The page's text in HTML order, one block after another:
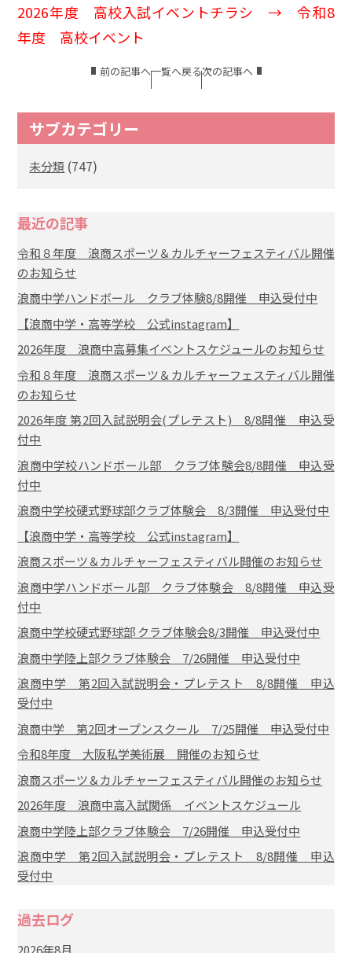
2026年度 高校入試イベントチラシ →令和8
年度 高校イベント
前の記事へ一覧へ戻る次の記事へ
サブカテゴリー
未分類 (747)
最近の記事
令和８年度 浪商スポーツ＆カルチャーフェスティバル開催
のお知らせ
浪商中学ハンドボール クラブ体験8/8開催 申込受付中
【浪商中学・高等学校 公式instagram】
2026年度 浪商中高募集イベントスケジュールのお知らせ
令和８年度 浪商スポーツ＆カルチャーフェスティバル開催
のお知らせ
2026年度 第2回入試説明会(プレテスト) 8/8開催 申込受
付中
浪商中学校ハンドボール部 クラブ体験会8/8開催 申込受
付中
浪商中学校硬式野球部クラブ体験会 8/3開催 申込受付中
【浪商中学・高等学校 公式instagram】
浪商スポーツ＆カルチャーフェスティバル開催のお知らせ
浪商中学ハンドボール部 クラブ体験会 8/8開催 申込受
付中
浪商中学校硬式野球部 クラブ体験会8/3開催 申込受付中
浪商中学陸上部クラブ体験会 7/26開催 申込受付中
浪商中学 第2回入試説明会・プレテスト 8/8開催 申込
受付中
浪商中学 第2回オープンスクール 7/25開催 申込受付中
令和8年度 大阪私学美術展 開催のお知らせ
浪商スポーツ＆カルチャーフェスティバル開催のお知らせ
2026年度 浪商中高入試関係 イベントスケジュール
浪商中学陸上部クラブ体験会 7/26開催 申込受付中
浪商中学 第2回入試説明会・プレテスト 8/8開催 申込
受付中
過去ログ
2026年8月